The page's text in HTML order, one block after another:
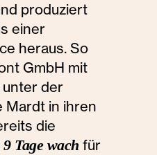
produziert
einer
heraus. So
GmbH mit
unter der
Mardt in ihren
die
9 Tage wach für